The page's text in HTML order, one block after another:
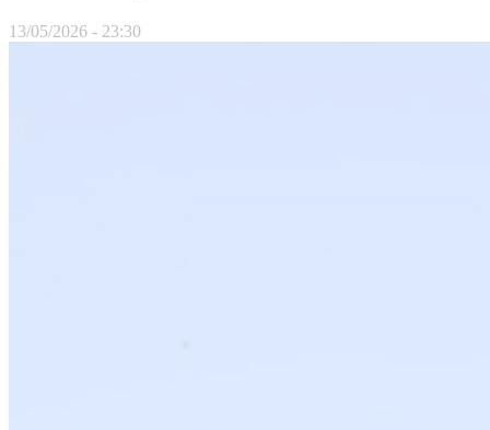
13/05/2026 - 23:30